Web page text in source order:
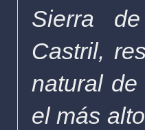
Sierra
Castril,
natural
el más